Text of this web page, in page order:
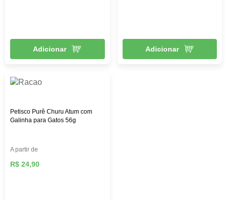
Adicionar Adicionar
Petisco Purê Churu Atum com
Galinha para Gatos 56g
A partir de
R$ 24,90